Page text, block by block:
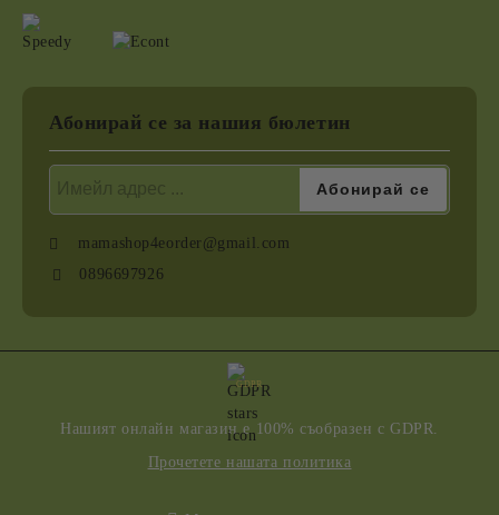
Абонирай се за нашия бюлетин
mamashop4eorder@gmail.com
0896697926
GDPR
Нашият онлайн магазин е 100% съобразен с GDPR.
Прочетете нашата политика